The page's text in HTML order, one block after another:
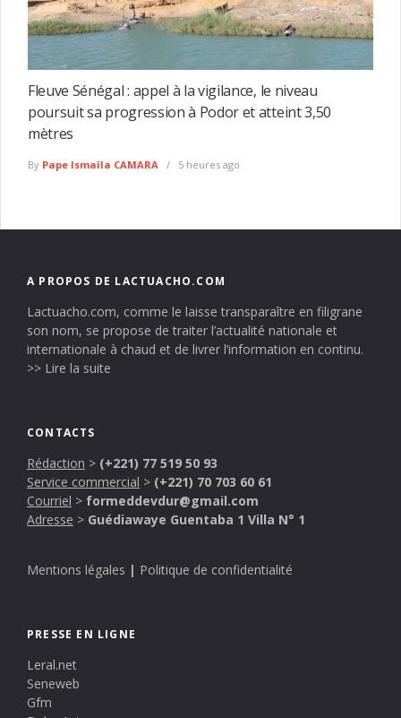
Fleuve Sénégal : appel à la vigilance, le niveau
poursuit sa progression à Podor et atteint 3,50
mètres
By Pape Ismaïla CAMARA 5 heures ago
A PROPOS DE LACTUACHO.COM
Lactuacho.com, comme le laisse transparaître en filigrane
son nom, se propose de traiter l’actualité nationale et
internationale à chaud et de livrer l’information en continu.
>> Lire la suite
CONTACTS
Rédaction > (+221) 77 519 50 93
Service commercial > (+221) 70 703 60 61
Courriel > formeddevdur@gmail.com
Adresse > Guédiawaye Guentaba 1 Villa N° 1
Mentions légales | Politique de confidentialité
PRESSE EN LIGNE
Leral.net
Seneweb
Gfm